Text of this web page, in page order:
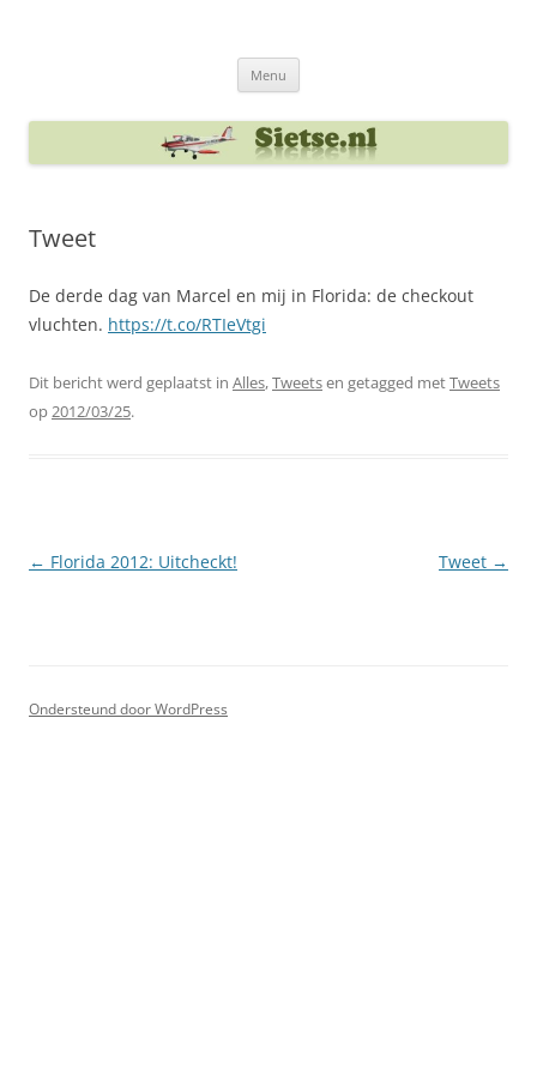
Menu
Tweet
De derde dag van Marcel en mij in Florida: de checkout
vluchten. https://t.co/RTIeVtgi
Dit bericht werd geplaatst in Alles,Tweetsen getagged metTweets
op2012/03/25.
Berichtnavigatie
← Florida 2012: Uitcheckt! Tweet →
Ondersteund door WordPress